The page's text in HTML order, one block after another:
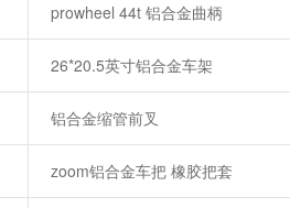
prowheel 44t 铝合金曲柄
26*20.5英寸铝合金车架
铝合金缩管前叉
zoom铝合金车把 橡胶把套